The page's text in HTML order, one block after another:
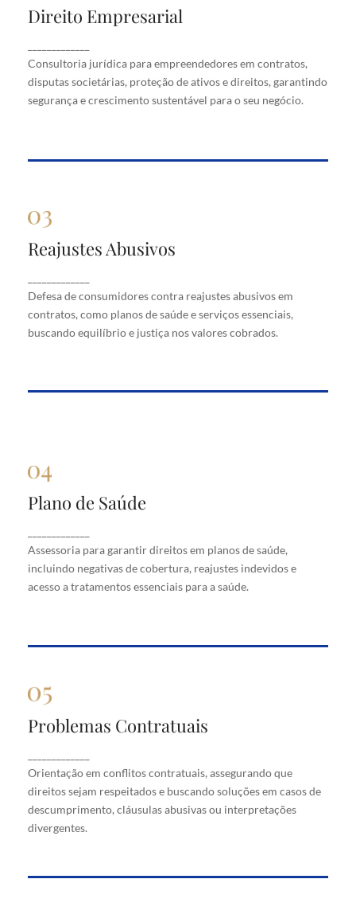
Direito Empresarial
Consultoria jurídica para empreendedores em contratos,
disputas societárias, proteção de ativos e direitos, garantindo
segurança e crescimento sustentável para o seu negócio.
Direito Empresarial
contratos, disputas societárias, proteção de ativos
e direitos, garantindo segurança e crescimento
sustentável para o seu negócio.
Reajustes Abusivos
Defesa de consumidores contra reajustes abusivos em
contratos, como planos de saúde e serviços essenciais,
buscando equilíbrio e justiça nos valores cobrados.
Reajustes Abusivos
em contratos, como planos de saúde e serviços
essenciais, buscando equilíbrio e justiça nos valores
cobrados.
Plano de Saúde
Assessoria para garantir direitos em planos de saúde,
incluindo negativas de cobertura, reajustes indevidos e
acesso a tratamentos essenciais para a saúde.
Plano de Saúde
saúde, incluindo negativas de cobertura, reajustes
indevidos e acesso a tratamentos essenciais para a
saúde.
Problemas Contratuais
Orientação em conflitos contratuais, assegurando que
direitos sejam respeitados e buscando soluções em casos de
descumprimento, cláusulas abusivas ou interpretações
divergentes.
Problemas Contratuais
que direitos sejam respeitados e buscando soluções
em casos de descumprimento, cláusulas abusivas
ou interpretações divergentes.